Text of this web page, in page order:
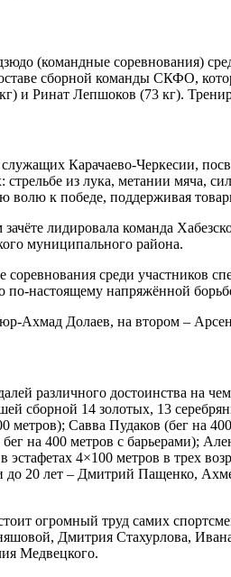
(командные соревнования)
сборной команды СКФО,
и Ринат Лепшоков (73 кг).
Карачаево-Черкесии,
стрельбе из лука, метании
к победе, поддерживая
лидировала команда
муниципального района.
соревнования среди участников
по-настоящему напряжённой
Ахмад Долаев, на втором –
различного достоинства
сборной 14 золотых, 13
метров); Савва Пудаков (бег на
на 400 метров с барьерами);
4×100 метров в трех
20 лет – Дмитрий Пащенко,
огромный труд самих
Дмитрия Стахурлова,
Медвецкого.